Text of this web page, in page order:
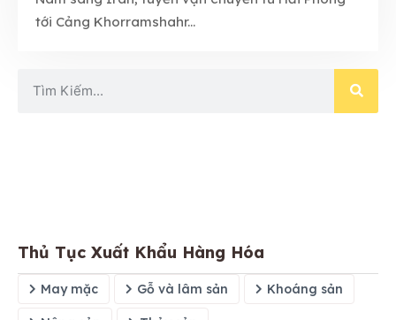
tới Cảng Khorramshahr...
Thủ Tục Xuất Khẩu Hàng Hóa
May mặc Gỗ và lâm sản Khoáng sản